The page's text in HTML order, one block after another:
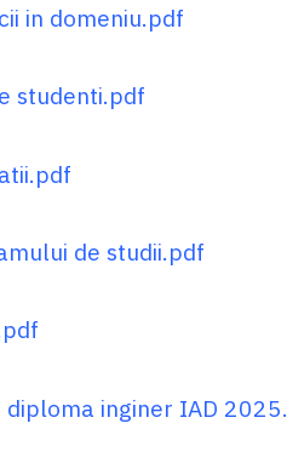
in domeniu.pdf
studenti.pdf
de studii.pdf
inginer IAD